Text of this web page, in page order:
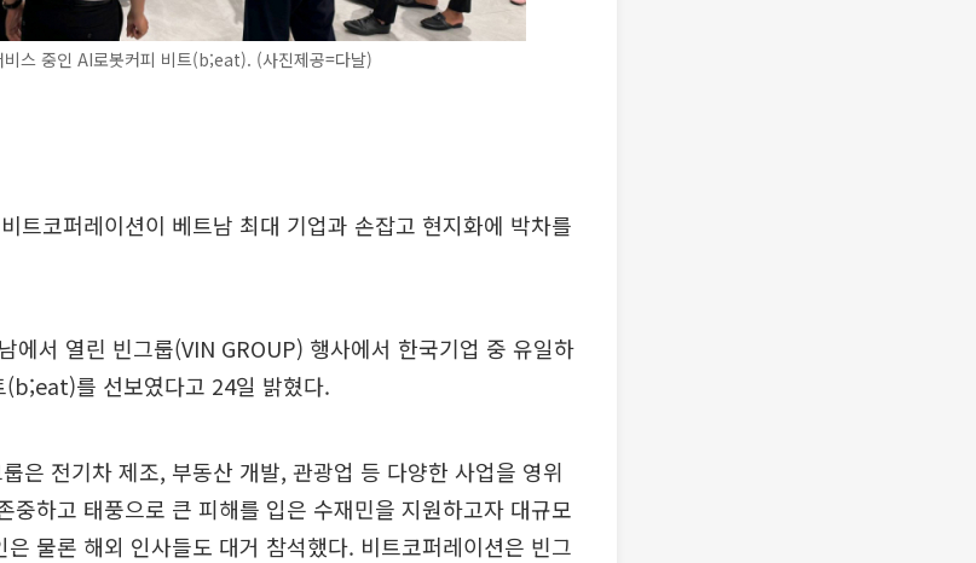
스 중인 AI로봇커피 비트(b;eat). (사진제공=다날)
트코퍼레이션이 베트남 최대 기업과 손잡고 현지화에 박차를
에서 열린 빈그룹(VIN GROUP) 행사에서 한국기업 중 유일하
(b;eat)를 선보였다고 24일 밝혔다.
은 전기차 제조, 부동산 개발, 관광업 등 다양한 사업을 영위
중하고 태풍으로 큰 피해를 입은 수재민을 지원하고자 대규모
물론 해외 인사들도 대거 참석했다. 비트코퍼레이션은 빈그